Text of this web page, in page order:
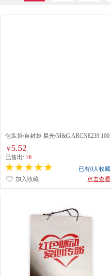
包装袋/自封袋 晨光/M&G ARCN8239 100
￥ 5.52
已售出: 76
已有0人收藏
点击查看
加入收藏